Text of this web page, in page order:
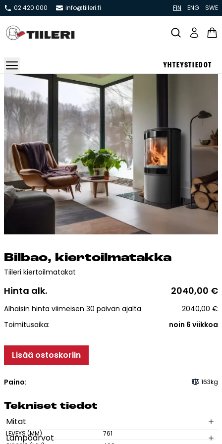
02 420 000 info@tiileri.fi FIN ENG SWE
YHTEYSTIEDOT
Takat ja tulisijat
Varaavat takat
Pönttö -ja kaakeliuunit
Leivin -ja lämpiöuunit
Hellat
Kiertoilmatakat ja kamiinat
Grillit ja pihakeittiöt
Kiukaat
Esitteet, hinnastot ja ohjeet
Kotikäynti
Julkisivutiilet
Tiililaatat
Tiilimuurauskannakejärjestelmät
Kohdegalleria
Vastuullisuus
Esitteet
Verkkokauppa
Bil­bao, kier­toil­ma­tak­ka
Tiileri kiertoilmatakat
Hinta alk. 2040,00 €
Alhaisin hinta viimeisen 30 päivän ajalta 2040,00 €
Toimitusaika:
noin 6 viikkoa
Lisää ostoskoriin
Paino: 163kg
Tek­ni­set tie­dot
Mitat
LEVEYS (MM)
761
Lämpöarvot